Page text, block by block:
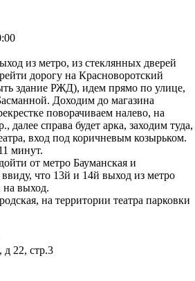
из метро, из стеклянных дверей
дорогу на Красноворотский
здание РЖД), идем прямо по улице,
Доходим до магазина
поворачиваем налево, на
далее справа будет арка, заходим туда,
вход под коричневым козырьком.
минут.
от метро Бауманская и
что 13й и 14й выход из метро
на выход.
на территории театра парковки
д 22, стр.3